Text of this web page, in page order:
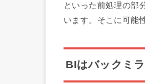
といった前処理の部
います。そこに可能
BIはバックミ